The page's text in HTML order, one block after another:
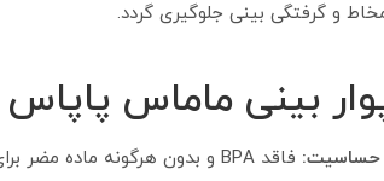
و گرفتگی بینی جلوگیری گردد.
بینی ماماس پاپاس
فاقد BPA و بدون هرگونه ماده مضر برای پوست حساس نوزاد